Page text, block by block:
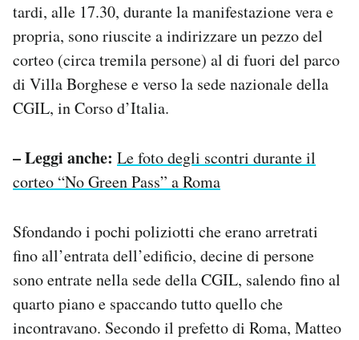
Regala il Post
Hai bisogno di aiuto?
Esci
tardi, alle 17.30, durante la manifestazione vera e
propria, sono riuscite a indirizzare un pezzo del
corteo (circa tremila persone) al di fuori del parco
di Villa Borghese e verso la sede nazionale della
CGIL, in Corso d’Italia.
– Leggi anche: Le foto degli scontri durante il
corteo “No Green Pass” a Roma
Sfondando i pochi poliziotti che erano arretrati
fino all’entrata dell’edificio, decine di persone
sono entrate nella sede della CGIL, salendo fino al
quarto piano e spaccando tutto quello che
incontravano. Secondo il prefetto di Roma, Matteo